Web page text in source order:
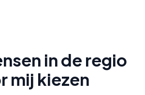
in de regio
mij kiezen